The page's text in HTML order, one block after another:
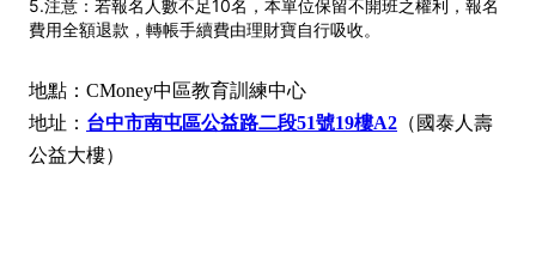
5.注意：若報名人數不足10名，本單位保留不開班之權利，報名
費用全額退款，轉帳手續費由理財寶自行吸收。
地點：CMoney中區教育訓練中心
地址： 台中市南屯區公益路二段51號19樓A2 （國泰人壽
公益大樓）